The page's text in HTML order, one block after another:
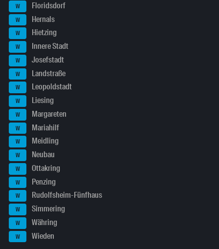
W Floridsdorf
W Hernals
W Hietzing
W Innere Stadt
W Josefstadt
W Landstraße
W Leopoldstadt
W Liesing
W Margareten
W Mariahilf
W Meidling
W Neubau
W Ottakring
W Penzing
W Rudolfsheim-Fünfhaus
W Simmering
W Währing
W Wieden